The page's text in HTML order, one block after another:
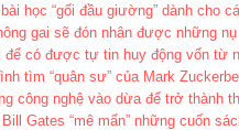
học “gối đầu giường” dành cho
gai sẽ đón nhân được những nụ
có được tự tin huy động vốn từ
tìm “quân sư” của Mark
công nghệ vào dừa để trở thành
Gates “mê mẩn” những cuốn